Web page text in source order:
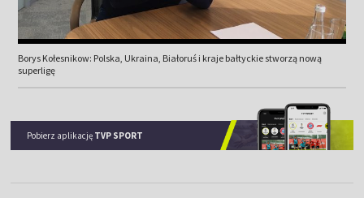
Borys Kołesnikow: Polska, Ukraina, Białoruś i kraje bałtyckie stworzą nową
superligę
Pobierz aplikację TVP SPORT